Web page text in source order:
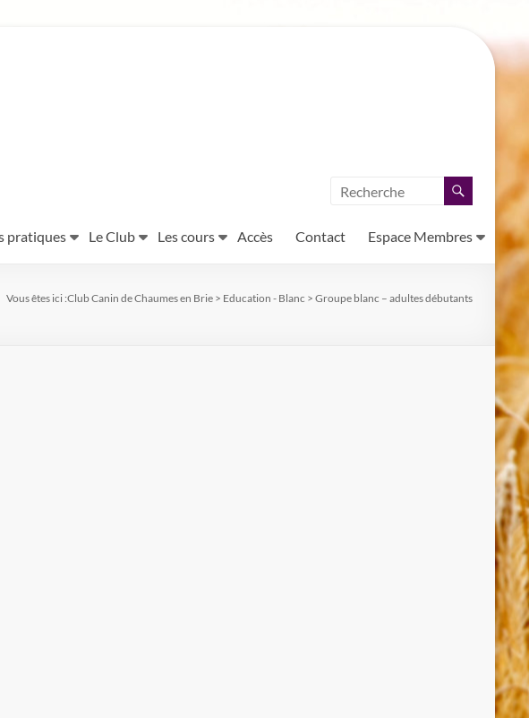
pratiques Le Club Les cours Accès Contact Espace Membres
Vous êtes ici :Club Canin de Chaumes en Brie > Education - Blanc > Groupe blanc – adultes débutants